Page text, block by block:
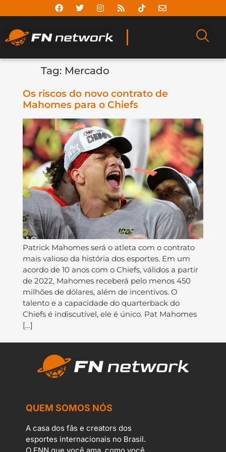
Tag: Mercado
Os riscos do novo contrato de
Mahomes para o Chiefs
Patrick Mahomes será o atleta com o contrato
mais valioso da história dos esportes. Em um
acordo de 10 anos com o Chiefs, válidos a partir
de 2022, Mahomes receberá pelo menos 450
milhões de dólares, além de incentivos. O
talento e a capacidade do quarterback do
Chiefs é indiscutível, ele é único. Pat Mahomes
[…]
QUEM SOMOS NÓS
A casa dos fãs e creators dos
esportes internacionais no Brasil.